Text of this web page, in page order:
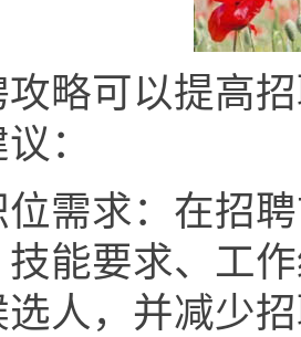
略可以提高
：
需求：在招
技能要求、工
人，并减少